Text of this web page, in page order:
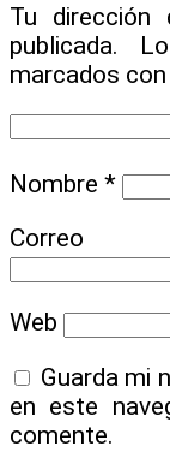
Tu dirección
publicada.
marcados con
Nombre *
Web
Guarda mi
en este
comente.